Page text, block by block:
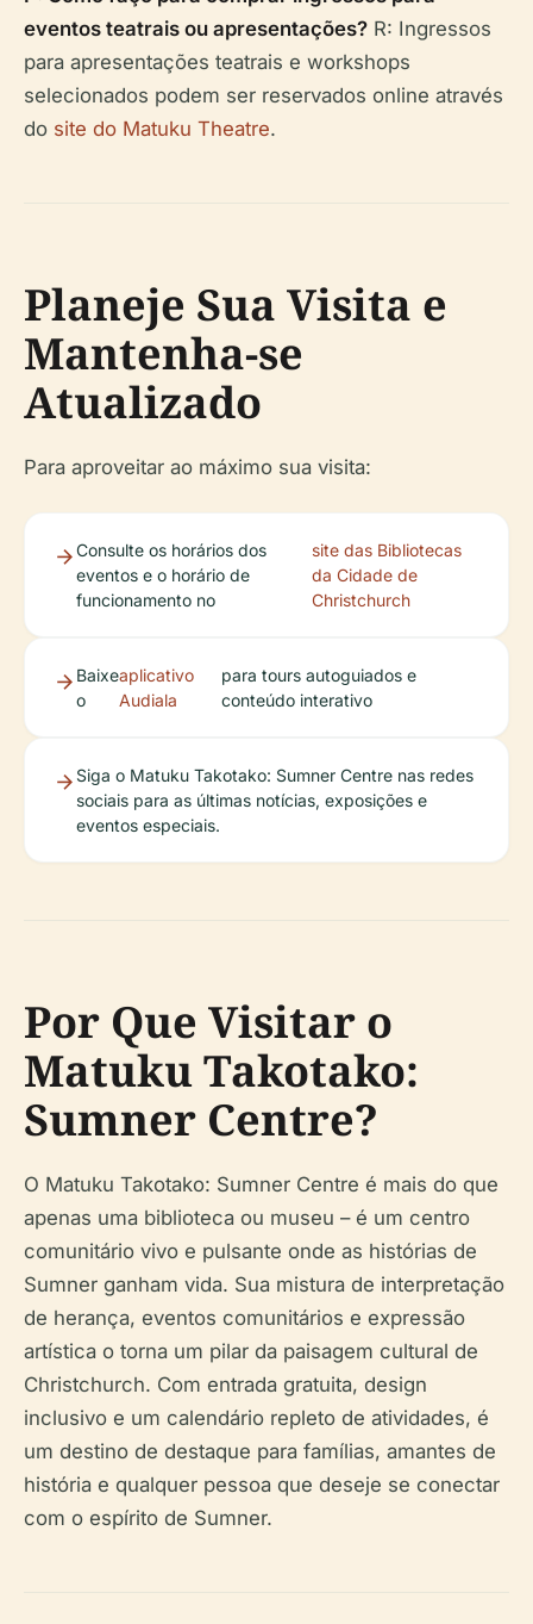
eventos teatrais ou apresentações? R: Ingressos
para apresentações teatrais e workshops
selecionados podem ser reservados online através
do site do Matuku Theatre.
Planeje Sua Visita e
Mantenha-se
Atualizado
Para aproveitar ao máximo sua visita:
Consulte os horários dos
eventos e o horário de
funcionamento no
site das Bibliotecas
da Cidade de
Christchurch
Baixe
o
aplicativo
Audiala
para tours autoguiados e
conteúdo interativo
Siga o Matuku Takotako: Sumner Centre nas redes
sociais para as últimas notícias, exposições e
eventos especiais.
Por Que Visitar o
Matuku Takotako:
Sumner Centre?
O Matuku Takotako: Sumner Centre é mais do que
apenas uma biblioteca ou museu – é um centro
comunitário vivo e pulsante onde as histórias de
Sumner ganham vida. Sua mistura de interpretação
de herança, eventos comunitários e expressão
artística o torna um pilar da paisagem cultural de
Christchurch. Com entrada gratuita, design
inclusivo e um calendário repleto de atividades, é
um destino de destaque para famílias, amantes de
história e qualquer pessoa que deseje se conectar
com o espírito de Sumner.